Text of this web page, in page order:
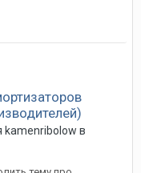
kamenribolow в